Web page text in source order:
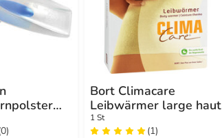
Bort Climacare
Leibwärmer large haut
1 St
(1)